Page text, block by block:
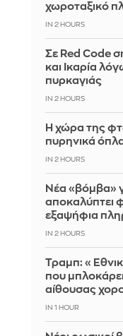
χωροταξικό
IN 2 HOURS
Σε Red Code
και Ικαρία
πυρκαγιάς
IN 2 HOURS
Η χώρα της
πυρηνικά
IN 2 HOURS
Νέα «βόμβα»
αποκαλύπτει
εξαψήφια
IN 2 HOURS
Τραμπ:
που
αίθουσας
IN 1 HOUR